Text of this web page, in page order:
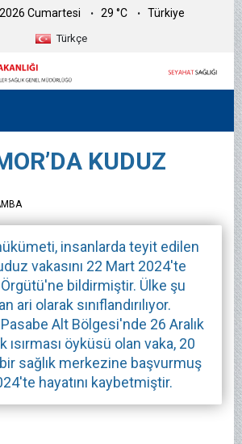
Cumartesi 29 °C Türkiye
Türkçe
KUDUZ
insanlarda teyit edilen
vakasını 22 Mart 2024'te
Örgütü'ne bildirmiştir. Ülke şu
ari olarak sınıflandırılıyor.
Alt Bölgesi'nde 26 Aralık
ısırması öyküsü olan vaka, 20
sağlık merkezine başvurmuş
hayatını kaybetmiştir.